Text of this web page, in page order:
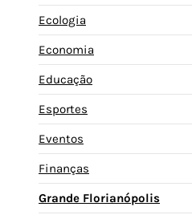
Ecologia
Economia
Educação
Esportes
Eventos
Finanças
Grande Florianópolis